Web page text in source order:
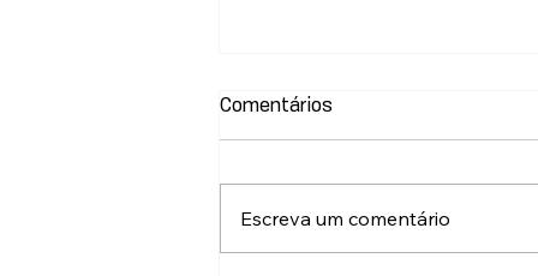
Comentários
Escreva um comentário